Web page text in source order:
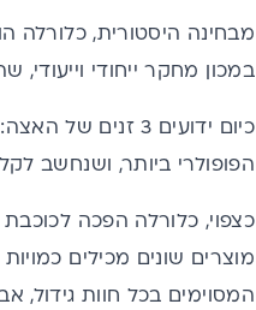
מבחינה היסטורית, כלורלה
במכון מחקר ייחודי וייעודי, שהוקם שם
כיום ידועים 3
הפופולרי ביותר, ושנחשב
כצפוי, כלורלה הפכה
מוצרים שונים מכילים
המסוימים בכל חוות גידול,